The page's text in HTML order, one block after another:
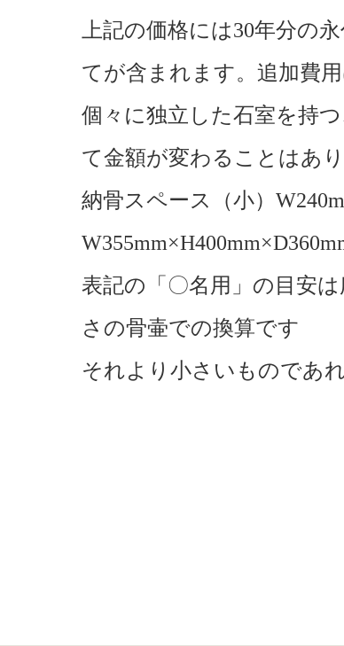
上記の価格には30年分の
てが含まれます。追加費
個々に独立した石室を持
て金額が変わることはあり
納骨スペース（小）
表記の「〇名用」の目安
さの骨壷での換算です
それより小さいものであ